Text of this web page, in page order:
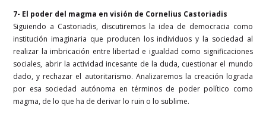
7- El poder del magma en visión de Cornelius Castoriadis
Siguiendo a Castoriadis, discutiremos la idea de democracia como
institución imaginaria que producen los individuos y la sociedad al
realizar la imbricación entre libertad e igualdad como significaciones
sociales, abrir la actividad incesante de la duda, cuestionar el mundo
dado, y rechazar el autoritarismo. Analizaremos la creación lograda
por esa sociedad autónoma en términos de poder político como
magma, de lo que ha de derivar lo ruin o lo sublime.